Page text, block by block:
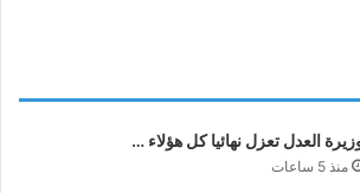
العدل تعزل نهائيا كل هؤلاء …
منذ 5 ساعات